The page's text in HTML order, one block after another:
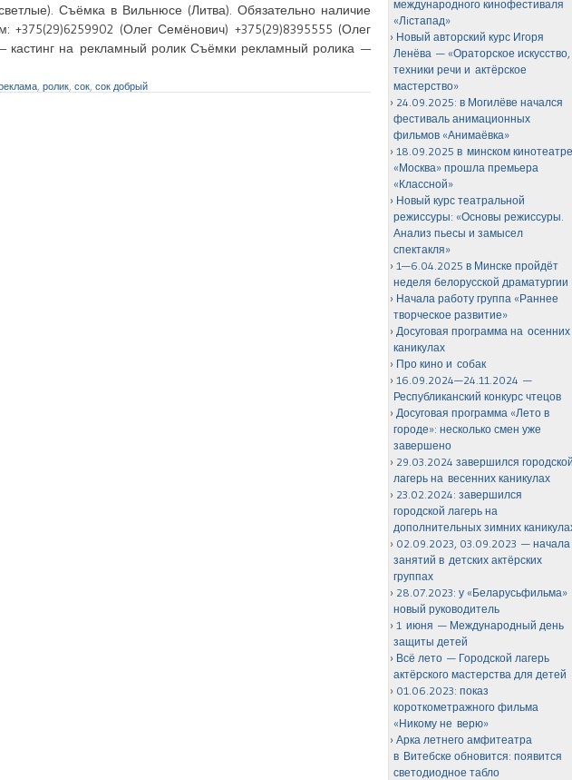
Съёмка в Вильнюсе (Литва). Обязательно наличие
(Олег Семёнович) +375(29)8395555 (Олег
кастинг на рекламный ролик Съёмки рекламный ролика —
ролик сок сок добрый
международного кинофестиваля
«Лiстапад»
Новый авторский курс Игоря
Ленёва — «Ораторское искусство,
техники речи и актёрское
мастерство»
24.09.2025: в Могилёве начался
фестиваль анимационных
фильмов «Анимаёвка»
18.09.2025 в минском
«Москва» прошла премьера
«Классной»
Новый курс театральной
режиссуры: «Основы режиссуры.
Анализ пьесы и замысел
спектакля»
1—6.04.2025 в Минске пройдёт
неделя белорусской драматургии
Начала работу группа «Раннее
творческое развитие»
Досуговая программа на осенних
каникулах
Про кино и собак
16.09.2024—24.11.2024 —
Республиканский конкурс чтецов
Досуговая программа «Лето в
городе»: несколько смен уже
завершено
29.03.2024 завершился
лагерь на весенних каникулах
23.02.2024: завершился
городской лагерь на
дополнительных зимних
02.09.2023, 03.09.2023 — начала
занятий в детских актёрских
группах
28.07.2023: у «Беларусьфильма»
новый руководитель
1 июня — Международный день
защиты детей
Всё лето — Городской лагерь
актёрского мастерства для детей
01.06.2023: показ
короткометражного фильма
«Никому не верю»
Арка летнего амфитеатра
в Витебске обновится: появится
светодиодное табло